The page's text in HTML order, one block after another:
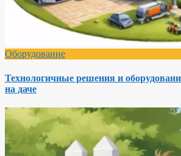
Оборудование
Технологичные решения и
на даче